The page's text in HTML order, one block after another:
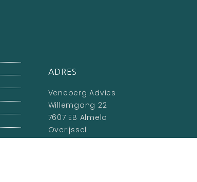
ADRES
Veneberg Advies
Willemgang 22
7607 EB Almelo
Overijssel